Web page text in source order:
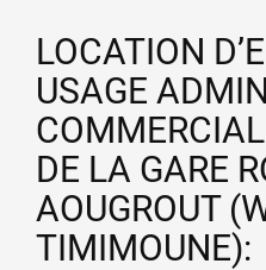
LOCATION
USAGE
DE LA GARE
AOUGROUT
TIMIMOUNE):